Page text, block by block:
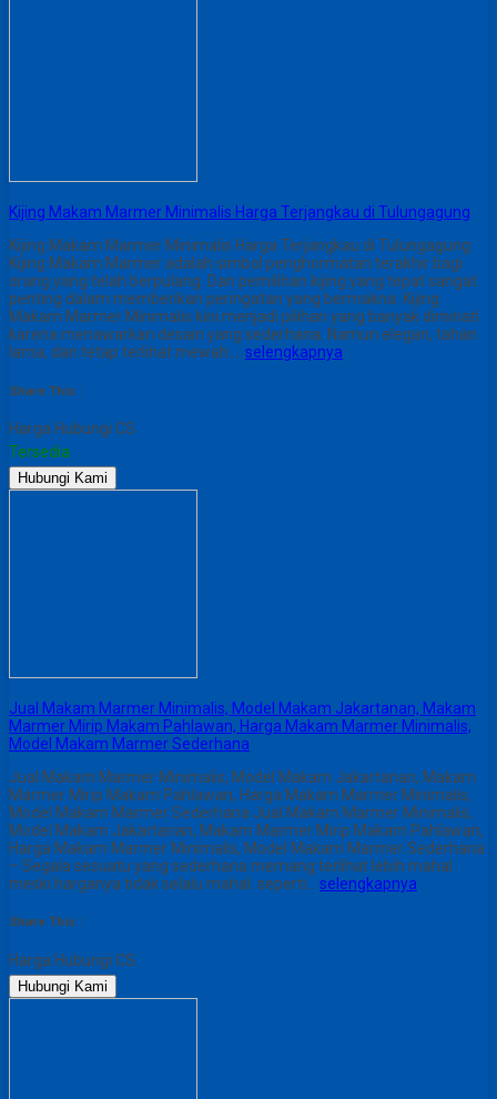
Kijing Makam Marmer Minimalis Harga Terjangkau di Tulungagung
Kijing Makam Marmer Minimalis Harga Terjangkau di Tulungagung
Kijing Makam Marmer adalah simbol penghormatan terakhir bagi
orang yang telah berpulang. Dan pemilihan kijing yang tepat sangat
penting dalam memberikan peringatan yang bermakna. Kijing
Makam Marmer Minimalis kini menjadi pilihan yang banyak diminati
karena menawarkan desain yang sederhana. Namun elegan, tahan
lama, dan tetap terlihat mewah…. selengkapnya
Share This :
Harga Hubungi CS
Tersedia
Hubungi Kami
Jual Makam Marmer Minimalis, Model Makam Jakartanan, Makam
Marmer Mirip Makam Pahlawan, Harga Makam Marmer Minimalis,
Model Makam Marmer Sederhana
Jual Makam Marmer Minimalis, Model Makam Jakartanan, Makam
Marmer Mirip Makam Pahlawan, Harga Makam Marmer Minimalis,
Model Makam Marmer Sederhana Jual Makam Marmer Minimalis,
Model Makam Jakartanan, Makam Marmer Mirip Makam Pahlawan,
Harga Makam Marmer Minimalis, Model Makam Marmer Sederhana
– Segala sesuatu yang sederhana memang terlihat lebih mahal
meski harganya tidak selalu mahal. seperti… selengkapnya
Share This :
Harga Hubungi CS
Hubungi Kami